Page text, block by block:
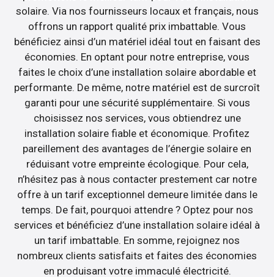
solaire. Via nos fournisseurs locaux et français, nous
offrons un rapport qualité prix imbattable. Vous
bénéficiez ainsi d’un matériel idéal tout en faisant des
économies. En optant pour notre entreprise, vous
faites le choix d’une installation solaire abordable et
performante. De même, notre matériel est de surcroît
garanti pour une sécurité supplémentaire. Si vous
choisissez nos services, vous obtiendrez une
installation solaire fiable et économique. Profitez
pareillement des avantages de l’énergie solaire en
réduisant votre empreinte écologique. Pour cela,
n’hésitez pas à nous contacter prestement car notre
offre à un tarif exceptionnel demeure limitée dans le
temps. De fait, pourquoi attendre ? Optez pour nos
services et bénéficiez d’une installation solaire idéal à
un tarif imbattable. En somme, rejoignez nos
nombreux clients satisfaits et faites des économies
en produisant votre immaculé électricité.